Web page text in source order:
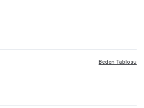
Beden Tablosu